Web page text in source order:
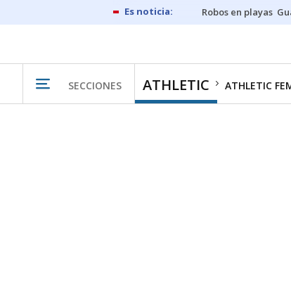
Robos en playas
SECCIONES ATHLETIC ATHLETIC